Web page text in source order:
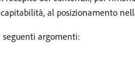
al posizionamento
seguenti argomenti: